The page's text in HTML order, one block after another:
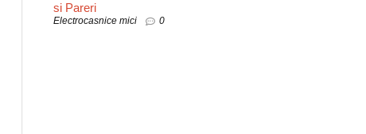
si Pareri
Electrocasnice mici 0